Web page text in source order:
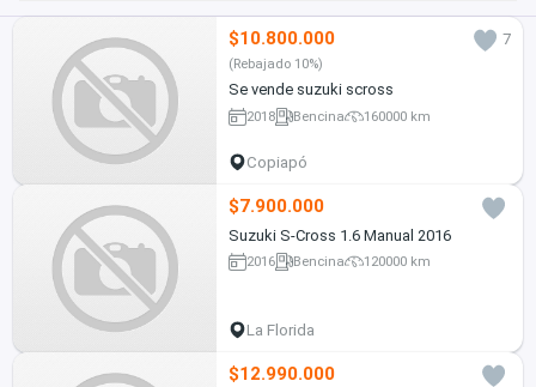
$10.800.000 7
(Rebajado 10%)
Se vende suzuki scross
2018 Bencina 160000 km
Copiapó
$7.900.000
Suzuki S-Cross 1.6 Manual 2016
2016 Bencina 120000 km
La Florida
$12.990.000